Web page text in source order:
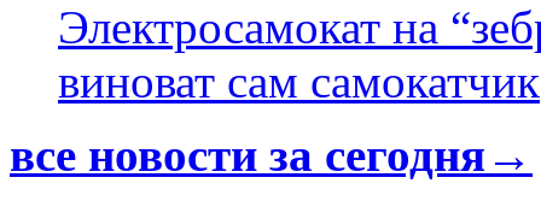
Электросамокат на
виноват сам самокатчик
все новости за сегодня→